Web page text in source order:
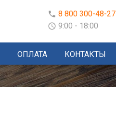
phone 8 800 300-48-27
schedule 9:00 - 18:00
ОПЛАТА КОНТАКТЫ